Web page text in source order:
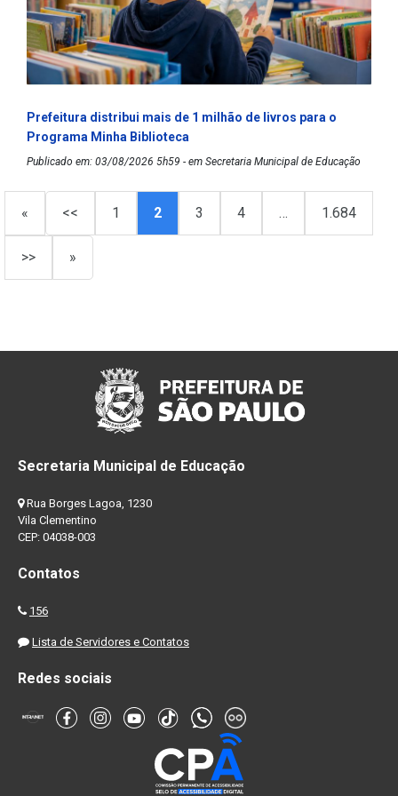
Prefeitura distribui mais de 1 milhão de livros para o
Programa Minha Biblioteca
Publicado em: 03/08/2026 5h59 - em Secretaria Municipal de Educação
« << 1 2 3 4 … 1.684
>> »
Secretaria Municipal de Educação
Rua Borges Lagoa, 1230
Vila Clementino
CEP: 04038-003
Contatos
156
Lista de Servidores e Contatos
Redes sociais